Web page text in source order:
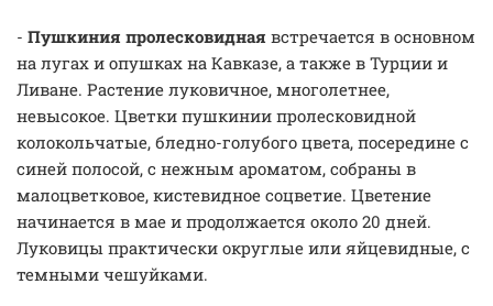
- Пушкиния пролесковидная встречается в основном
на лугах и опушках на Кавказе, а также в Турции и
Ливане. Растение луковичное, многолетнее,
невысокое. Цветки пушкинии пролесковидной
колокольчатые, бледно-голубого цвета, посередине с
синей полосой, с нежным ароматом, собраны в
малоцветковое, кистевидное соцветие. Цветение
начинается в мае и продолжается около 20 дней.
Луковицы практически округлые или яйцевидные, с
темными чешуйками.